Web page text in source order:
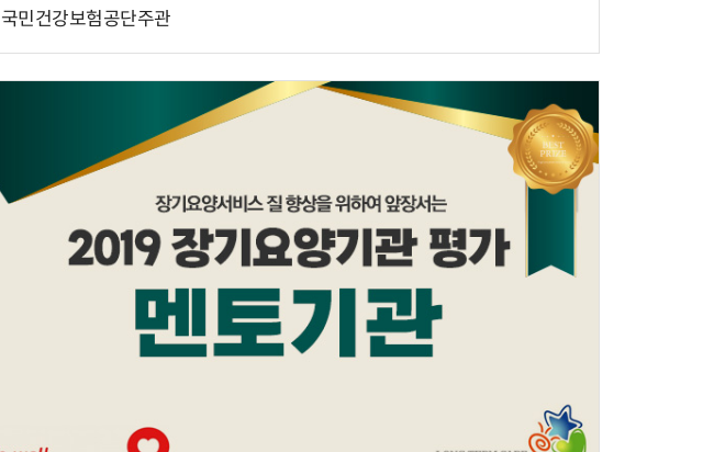
국민건강보험공단주관